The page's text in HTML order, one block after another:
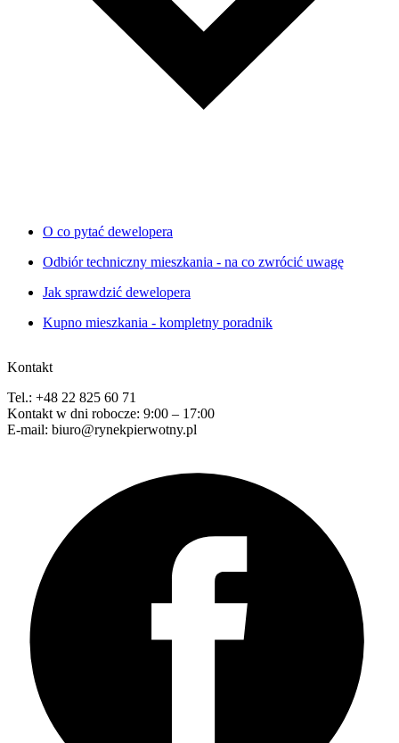
O co pytać dewelopera
Odbiór techniczny mieszkania - na co zwrócić uwagę
Jak sprawdzić dewelopera
Kupno mieszkania - kompletny poradnik
Kontakt
Tel.: +48 22 825 60 71
Kontakt w dni robocze: 9:00 – 17:00
E-mail: biuro@rynekpierwotny.pl